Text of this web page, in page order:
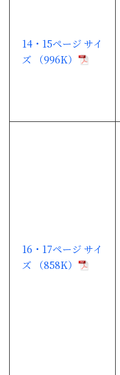
14・15ページ サイ
ズ （996K）
16・17ページ サイ
ズ （858K）